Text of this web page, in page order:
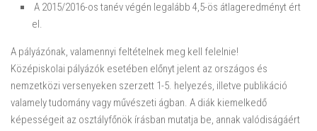
A 2015/2016-os tanév végén legalább 4,5-ös átlageredményt ért
el.
A pályázónak, valamennyi feltételnek meg kell felelnie!
Középiskolai pályázók esetében előnyt jelent az országos és
nemzetközi versenyeken szerzett 1-5. helyezés, illetve publikáció
valamely tudomány vagy művészeti ágban. A diák kiemelkedő
képességeit az osztályfőnök írásban mutatja be, annak valódiságáért